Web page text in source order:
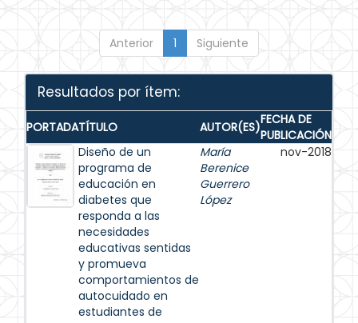
Anterior 1 Siguiente
Resultados por ítem:
PORTADATÍTULO AUTOR(ES)FECHA DE
PUBLICACIÓN
Diseño de un
programa de
educación en
diabetes que
responda a las
necesidades
educativas sentidas
y promueva
comportamientos de
autocuidado en
estudiantes de
María
Berenice
Guerrero
López
nov-2018